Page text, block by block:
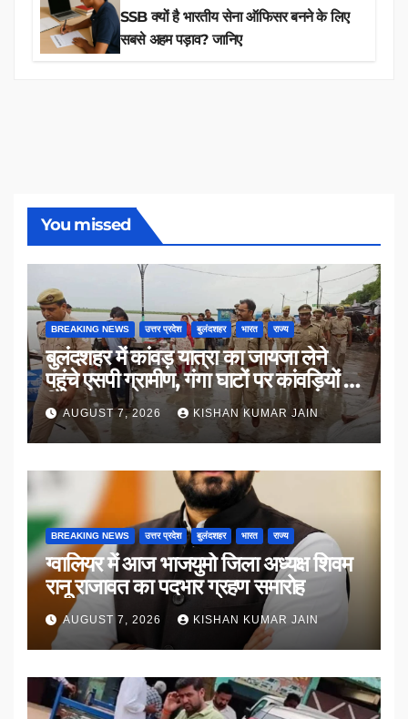
SSB क्यों है भारतीय सेना ऑफिसर बनने के लिए
सबसे अहम पड़ाव? जानिए
You missed
BREAKING NEWS उत्तर प्रदेश बुलंदशहर भारत राज्य
बुलंदशहर में कांवड़ यात्रा का जायजा लेने
पहुंचे एसपी ग्रामीण, गंगा घाटों पर कांवड़ियों से
किया संवाद
AUGUST 7, 2026 KISHAN KUMAR JAIN
BREAKING NEWS उत्तर प्रदेश बुलंदशहर भारत राज्य
ग्वालियर में आज भाजयुमो जिला अध्यक्ष शिवम
रानू राजावत का पदभार ग्रहण समारोह
AUGUST 7, 2026 KISHAN KUMAR JAIN